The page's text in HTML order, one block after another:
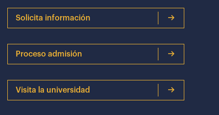
Solicita información
Proceso admisión
Visita la universidad